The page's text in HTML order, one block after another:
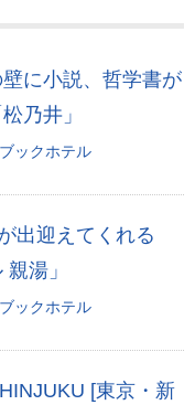
に小説、哲学書が
乃井」
ックホテル
出迎えてくれる
湯」
ックホテル
[東京・新